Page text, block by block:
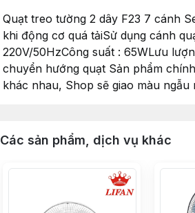
Quạt treo tường 2 dây F23 7 cánh
khi động cơ quá tảiSử dụng cánh
220V/50HzCông suất : 65WLưu
chuyển hướng quạt Sản phẩm
khác nhau, Shop sẽ giao màu
Các sản phẩm, dịch vụ khác